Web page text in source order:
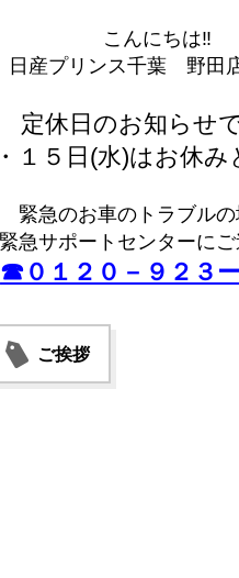
こんにちは‼
日産プリンス千葉 野田
定休日のお知らせ
１５日(水)はお休
緊急のお車のトラブル
急サポートセンターに
☎０１２０－９２３
ご挨拶